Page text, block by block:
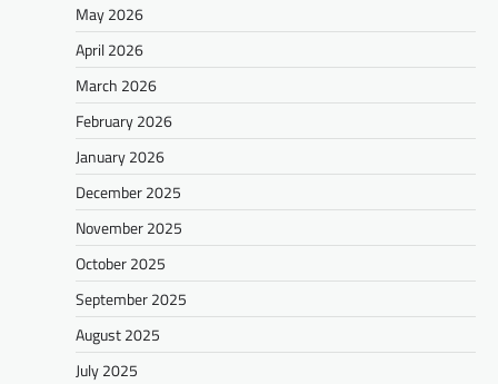
May 2026
April 2026
March 2026
February 2026
January 2026
December 2025
November 2025
October 2025
September 2025
August 2025
July 2025